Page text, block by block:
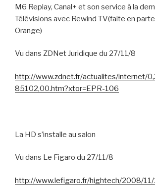
M6 Replay, Canal+ et son service à la
Télévisions avec Rewind TV(faite en
Orange)
Vu dans ZDNet Juridique du 27/11/8
http://www.zdnet.fr/actualites/internet/
85102,00.htm?xtor=EPR-106
La HD s’installe au salon
Vu dans Le Figaro du 27/11/8
http://www.lefigaro.fr/hightech/2008/